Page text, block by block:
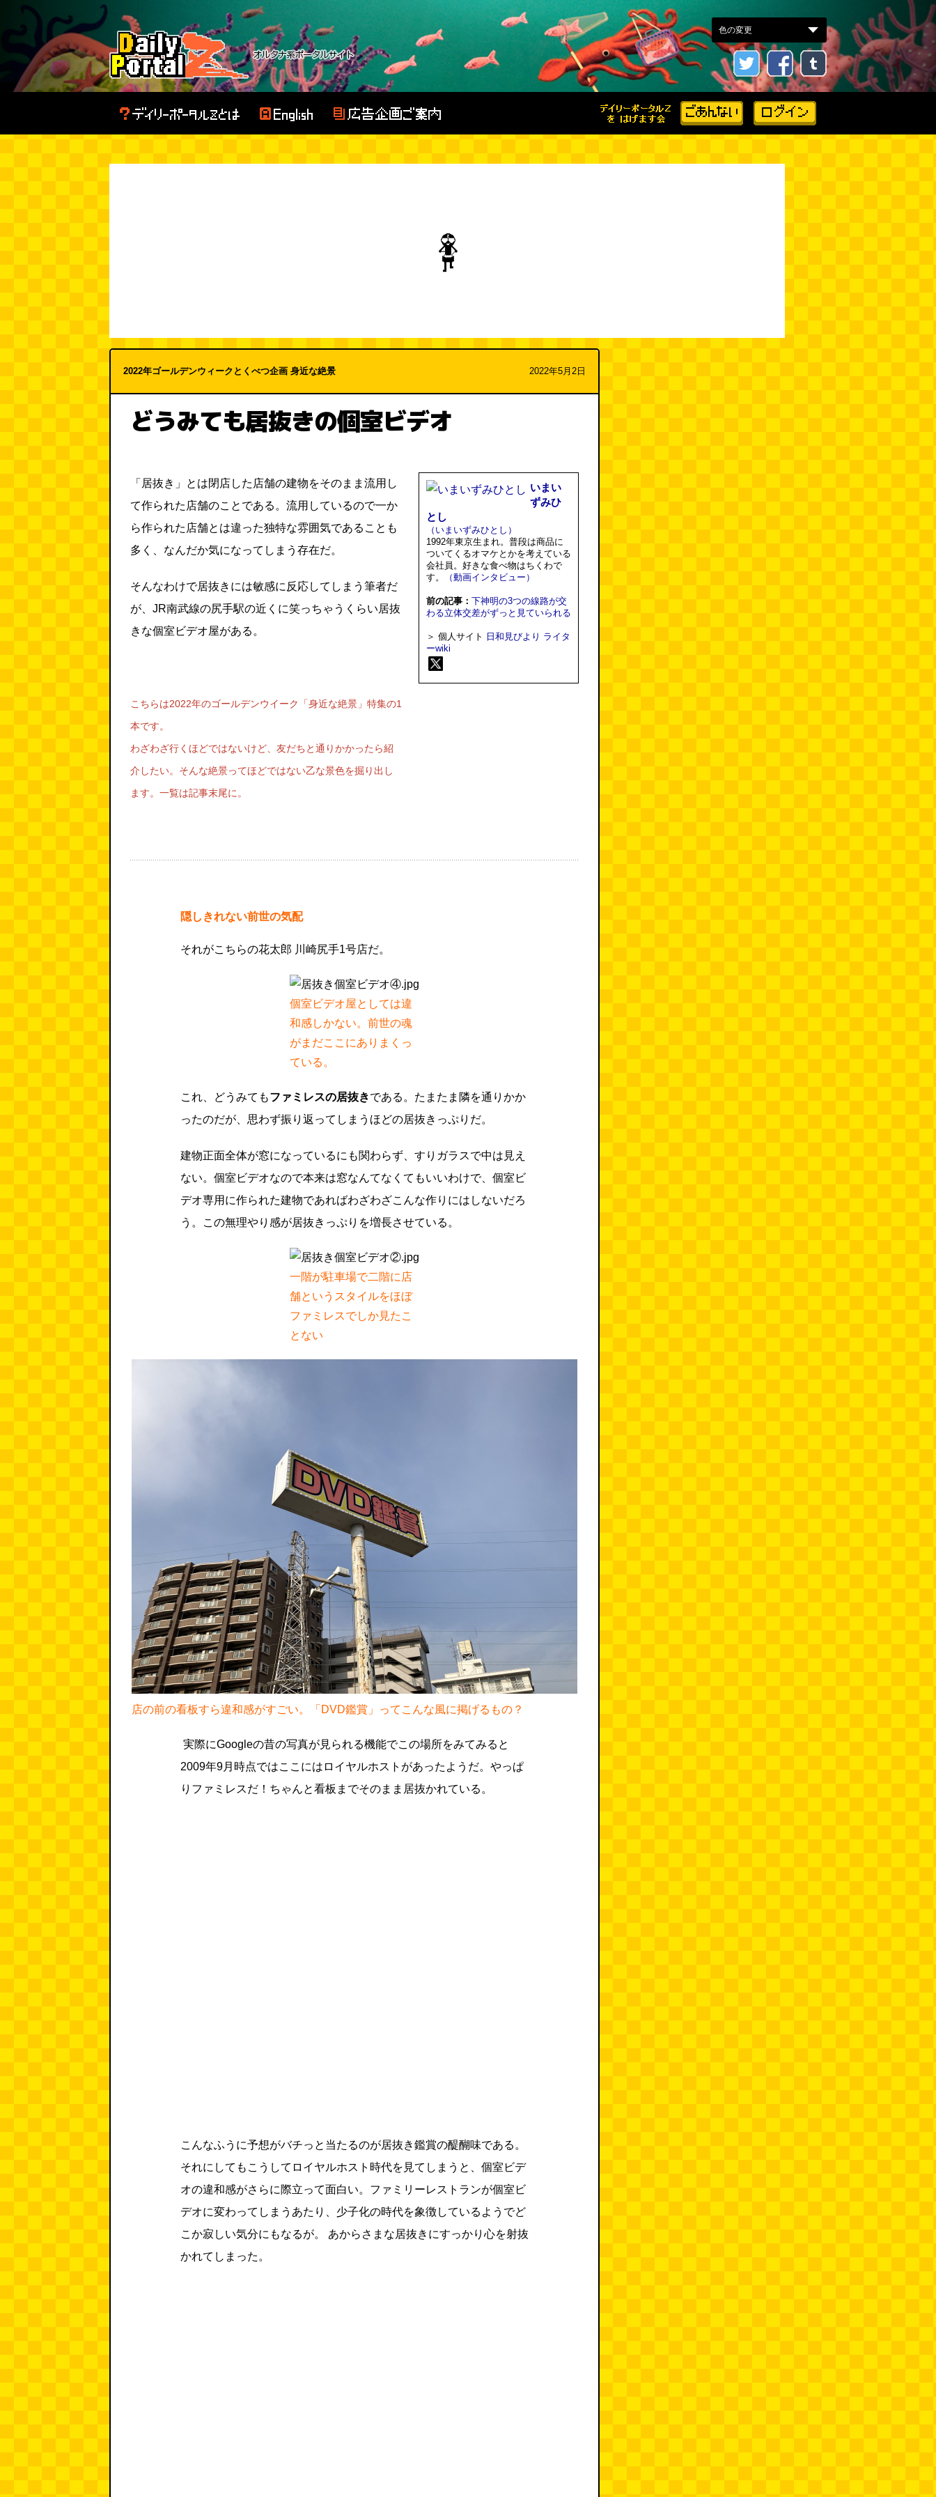
2022年ゴールデンウィークとくべつ企画 身近な絶景 2022年5月2日
どうみても居抜きの個室ビデオ
「居抜き」とは閉店した店舗の建物をそのまま流用し
て作られた店舗のことである。流用しているので一か
ら作られた店舗とは違った独特な雰囲気であることも
多く、なんだか気になってしまう存在だ。
そんなわけで居抜きには敏感に反応してしまう筆者だ
が、JR南武線の尻手駅の近くに笑っちゃうくらい居抜
きな個室ビデオ屋がある。
こちらは2022年のゴールデンウイーク「身近な絶景」特集の1
本です。
わざわざ行くほどではないけど、友だちと通りかかったら紹
介したい。そんな絶景ってほどではない乙な景色を掘り出し
ます。一覧は記事末尾に。
いまい
ずみひ
とし
（いまいずみひとし）
1992年東京生まれ。普段は商品に
ついてくるオマケとかを考えている
会社員。好きな食べ物はちくわで
す。
（動画インタビュー）
前の記事： 下神明の3つの線路が交
わる立体交差がずっと見ていられる
＞ 個人サイト 日和見びより ライタ
ーwiki
隠しきれない前世の気配
それがこちらの花太郎 川崎尻手1号店だ。
個室ビデオ屋としては違
和感しかない。前世の魂
がまだここにありまくっ
ている。​​​​​
これ、どうみてもファミレスの居抜きである。たまたま隣を通りかか
ったのだが、思わず振り返ってしまうほどの居抜きっぷりだ。
建物正面全体が窓になっているにも関わらず、すりガラスで中は見え
ない。個室ビデオなので本来は窓なんてなくてもいいわけで、個室ビ
デオ専用に作られた建物であればわざわざこんな作りにはしないだろ
う。この無理やり感が居抜きっぷりを増長させている。
一階が駐車場で二階に店
舗というスタイルをほぼ
ファミレスでしか見たこ
とない
店の前の看板すら違和感がすごい。「DVD鑑賞」ってこんな風に掲げるもの？
実際にGoogleの昔の写真が見られる機能でこの場所をみてみると
2009年9月時点ではここにはロイヤルホストがあったようだ。やっぱ
りファミレスだ！ちゃんと看板までそのまま居抜かれている。
こんなふうに予想がバチっと当たるのが居抜き鑑賞の醍醐味である。
それにしてもこうしてロイヤルホスト時代を見てしまうと、個室ビデ
オの違和感がさらに際立って面白い。ファミリーレストランが個室ビ
デオに変わってしまうあたり、少子化の時代を象徴しているようでど
こか寂しい気分にもなるが。 あからさまな居抜きにすっかり心を射抜
かれてしまった。